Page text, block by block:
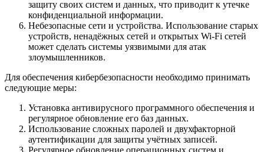
защиту своих систем и данных, что приводит к утечке
конфиденциальной информации.
Небезопасные сети и устройства. Использование старых
устройств, ненадёжных сетей и открытых Wi-Fi сетей
может сделать системы уязвимыми для атак
злоумышленников.
Для обеспечения кибербезопасности необходимо принимать
следующие меры:
Установка антивирусного программного обеспечения и
регулярное обновление его баз данных.
Использование сложных паролей и двухфакторной
аутентификации для защиты учётных записей.
Регулярное обновление операционных систем и